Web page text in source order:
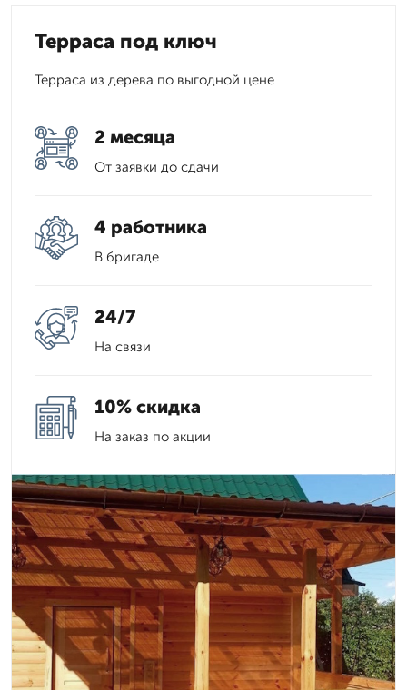
Терраса под ключ
Терраса из дерева по выгодной цене
2 месяца
От заявки до сдачи
4 работника
В бригаде
24/7
На связи
10% скидка
На заказ по акции